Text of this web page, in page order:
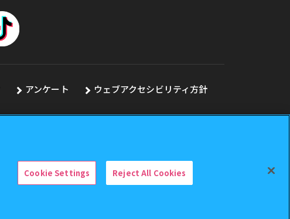
アンケート
ウェブアクセシビリティ方針
Cookie Settings Reject All Cookies